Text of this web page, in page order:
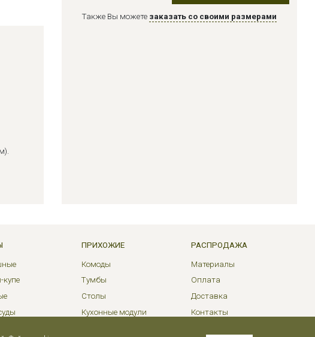
Также Вы можете заказать со своими размерами
ПРИХОЖИЕ
Комоды
Тумбы
Столы
Кухонные модули
РАСПРОДАЖА
Материалы
Оплата
Доставка
Контакты